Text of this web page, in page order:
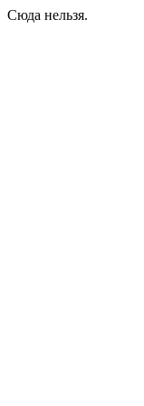
Сюда нельзя.